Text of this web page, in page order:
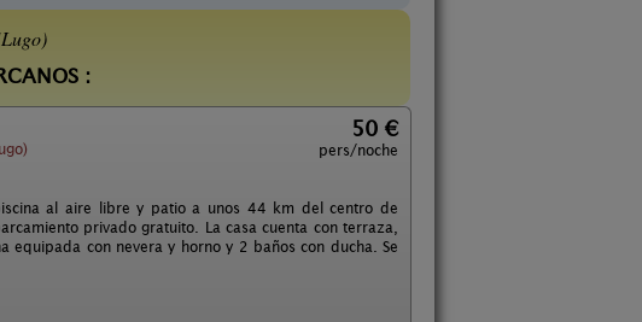
:
50 €
pers/noche
al aire libre y patio a unos 44 km del centro de
privado gratuito. La casa cuenta con terraza,
con nevera y horno y 2 baños con ducha. Se